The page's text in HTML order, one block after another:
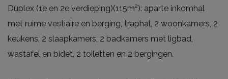
Duplex (1e en 2e verdieping)(115m²): aparte inkomhal
met ruime vestiaire en berging, traphal, 2 woonkamers, 2
keukens, 2 slaapkamers, 2 badkamers met ligbad,
wastafel en bidet, 2 toiletten en 2 bergingen.